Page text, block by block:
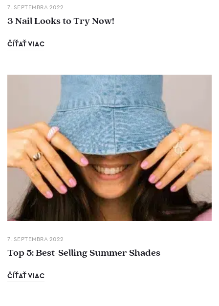
7. SEPTEMBRA 2022
3 Nail Looks to Try Now!
ČÍŤAŤ VIAC
7. SEPTEMBRA 2022
Top 5: Best-Selling Summer Shades
ČÍŤAŤ VIAC